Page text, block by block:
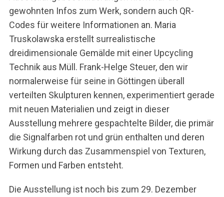
gewohnten Infos zum Werk, sondern auch QR-
Codes für weitere Informationen an. Maria
Truskolawska erstellt surrealistische
dreidimensionale Gemälde mit einer Upcycling
Technik aus Müll. Frank-Helge Steuer, den wir
normalerweise für seine in Göttingen überall
verteilten Skulpturen kennen, experimentiert gerade
mit neuen Materialien und zeigt in dieser
Ausstellung mehrere gespachtelte Bilder, die primär
die Signalfarben rot und grün enthalten und deren
Wirkung durch das Zusammenspiel von Texturen,
Formen und Farben entsteht.
Die Ausstellung ist noch bis zum 29. Dezember
u
c
h
e
n
a
c
h